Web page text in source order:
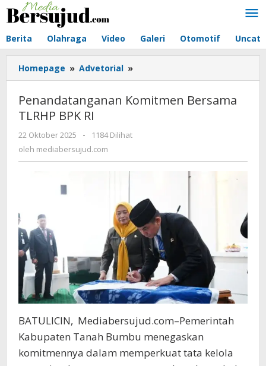
Lewati
Berita Olahraga Video Galeri Otomotif
Homepage » Advetorial »
Komitmen
TLRHP
Penandatanganan Komitmen Bersama
TLRHP BPK RI
22 Oktober 2025
oleh
mediabersujud.com
-
1184 Dilihat
oleh mediabersujud.com
BATULICIN, Mediabersujud.com–Pemerintah
Kabupaten Tanah Bumbu menegaskan
komitmennya dalam memperkuat tata kelola